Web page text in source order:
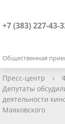
+7 (383) 227-43-
Общественная
Пресс-центр ›
Депутаты
деятельности
Маяковского